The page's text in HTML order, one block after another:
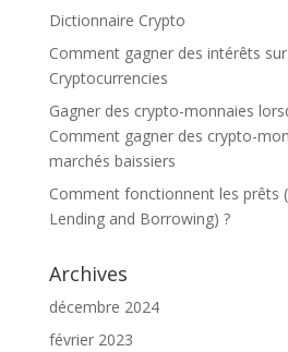
Dictionnaire Crypto
Comment gagner des intérêts
Cryptocurrencies
Gagner des crypto-monnaies
Comment gagner des crypto-
marchés baissiers
Comment fonctionnent les prêts
Lending and Borrowing) ?
Archives
décembre 2024
février 2023